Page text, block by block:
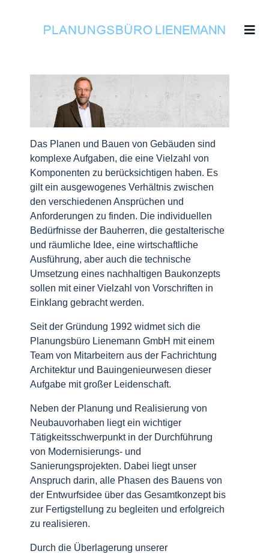
Das Planen und Bauen von Gebäuden sind
komplexe Aufgaben, die eine Vielzahl von
Komponenten zu berücksichtigen haben. Es
gilt ein ausgewogenes Verhältnis zwischen
den verschiedenen Ansprüchen und
Anforderungen zu finden. Die individuellen
Bedürfnisse der Bauherren, die gestalterische
und räumliche Idee, eine wirtschaftliche
Ausführung, aber auch die technische
Umsetzung eines nachhaltigen Baukonzepts
sollen mit einer Vielzahl von Vorschriften in
Einklang gebracht werden.
Seit der Gründung 1992 widmet sich die
Planungsbüro Lienemann GmbH mit einem
Team von Mitarbeitern aus der Fachrichtung
Architektur und Bauingenieurwesen dieser
Aufgabe mit großer Leidenschaft.
Neben der Planung und Realisierung von
Neubauvorhaben liegt ein wichtiger
Tätigkeitsschwerpunkt in der Durchführung
von Modernisierungs- und
Sanierungsprojekten. Dabei liegt unser
Anspruch darin, alle Phasen des Bauens von
der Entwurfsidee über das Gesamtkonzept bis
zur Fertigstellung zu begleiten und erfolgreich
zu realisieren.
Durch die Überlagerung unserer